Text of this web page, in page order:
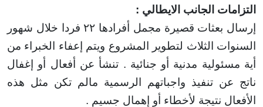
الجانب الايطالي :
بعثات قصيرة مجمل أفرادها۲۲فردا خلال شهور
الثلاث لتطوير المشروع ويتم إعفاء الخبراء من
مدنية أو جنائية . تنشأ عن أفعال أو إغفال
تنفيذ واجباتهم الرسمية مالم تكن مثل هذه
نتيجة لأخطاء أو إهمال جسيم .